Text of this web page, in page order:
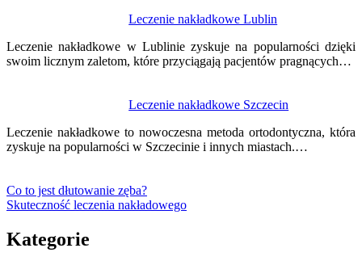
Leczenie nakładkowe Lublin
Leczenie nakładkowe w Lublinie zyskuje na popularności dzięki
swoim licznym zaletom, które przyciągają pacjentów pragnących…
Leczenie nakładkowe Szczecin
Leczenie nakładkowe to nowoczesna metoda ortodontyczna, która
zyskuje na popularności w Szczecinie i innych miastach.…
Co to jest dłutowanie zęba?
Skuteczność leczenia nakładowego
Kategorie